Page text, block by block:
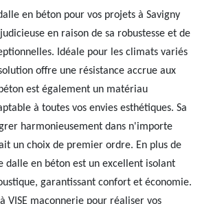
en béton pour vos projets à Savigny
en raison de sa robustesse et de
Idéale pour les climats variés
offre une résistance accrue aux
est également un matériau
à toutes vos envies esthétiques. Sa
harmonieusement dans n'importe
un choix de premier ordre. En plus de
dalle en béton est un excellent isolant
garantissant confort et économie.
VISE maçonnerie pour réaliser vos